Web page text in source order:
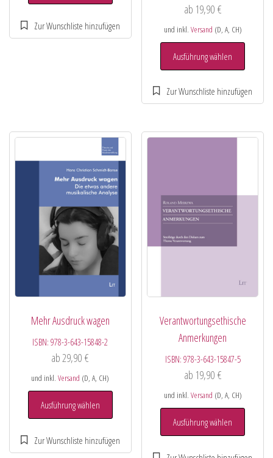
ab 19,90 €
und inkl. Versand (D, A, CH)
Ausführung wählen
Mehr Ausdruck wagen
ISBN:978-3-643-15848-2
ab29,90€
und inkl.Versand (D, A, CH)
Ausführung wählen
Verantwortungsethische
Anmerkungen
ISBN: 978-3-643-15847-5
ab 19,90 €
und inkl. Versand (D, A, CH)
Ausführung wählen